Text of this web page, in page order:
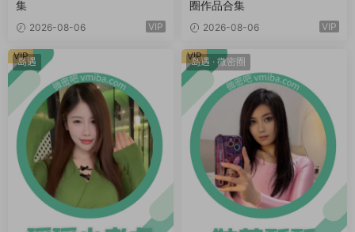
集
2026-08-06 VIP
圈作品合集
2026-08-06 VIP
岛遇
VIP 岛遇 · 微密圈
VIP